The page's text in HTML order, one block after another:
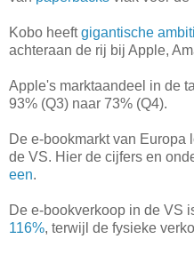
Kobo heeftgigantische
achteraan de rij bij Apple,
Apple's marktaandeel in de
93% (Q3) naar 73% (Q4).
De e-bookmarkt van Europa
de VS. Hier de cijfers en
een.
De e-bookverkoop in de VS
116%, terwijl de fysieke